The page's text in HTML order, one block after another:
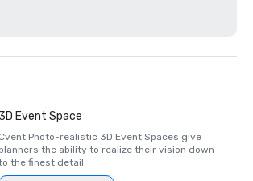
Traveler - Reader's Choice Award Top
Islands
3D Event Space
Photo-realistic 3D Event Spaces give
the ability to realize their vision down
the finest detail.